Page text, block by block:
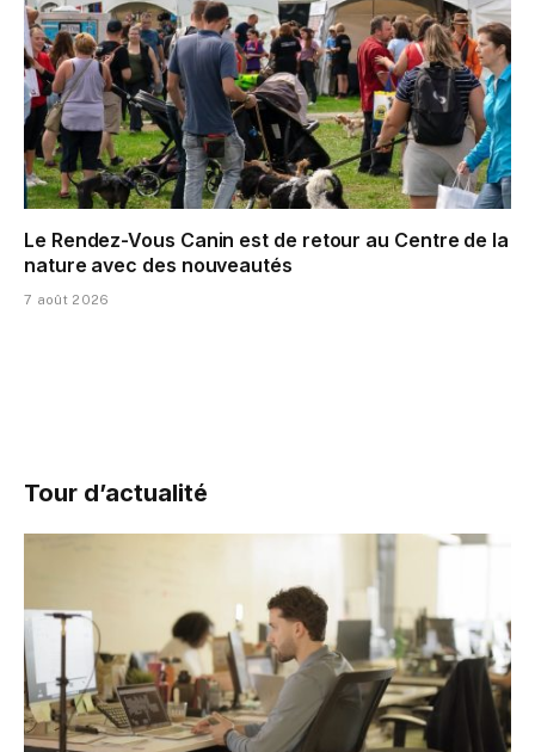
Le Rendez-Vous Canin est de retour au Centre de la
nature avec des nouveautés
7 août 2026
Tour d’actualité